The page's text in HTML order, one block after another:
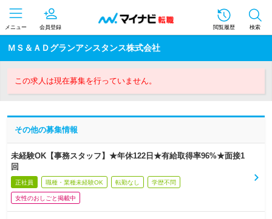
メニュー 会員登録 閲覧履歴 検索
ＭＳ＆ＡＤグランアシスタンス株式会社
この求人は現在募集を行っていません。
その他の募集情報
未経験OK【事務スタッフ】★年休122日★有給取得率96%★面接1
回
正社員 職種・業種未経験OK 転勤なし 学歴不問
女性のおしごと掲載中